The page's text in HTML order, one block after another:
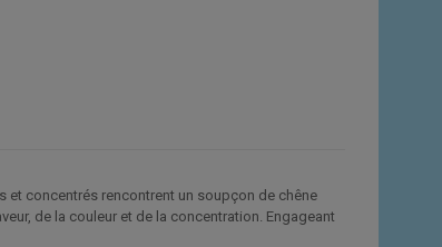
et concentrés rencontrent un soupçon de chêne
de la couleur et de la concentration. Engageant